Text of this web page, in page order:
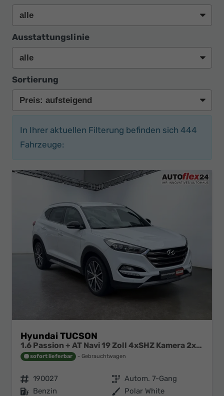
Ausstattungslinie
Sortierung
In Ihrer aktuellen Filterung befinden sich 444
Fahrzeuge:
Hyundai TUCSON
1.6 Passion + AT Navi 19 Zoll 4xSHZ Kamera 2xPDC
sofort lieferbar Gebrauchtwagen
Fahrzeugnr. 190027 Getriebe Autom. 7-Gang
Kraftstoff Benzin Außenfarbe Polar White